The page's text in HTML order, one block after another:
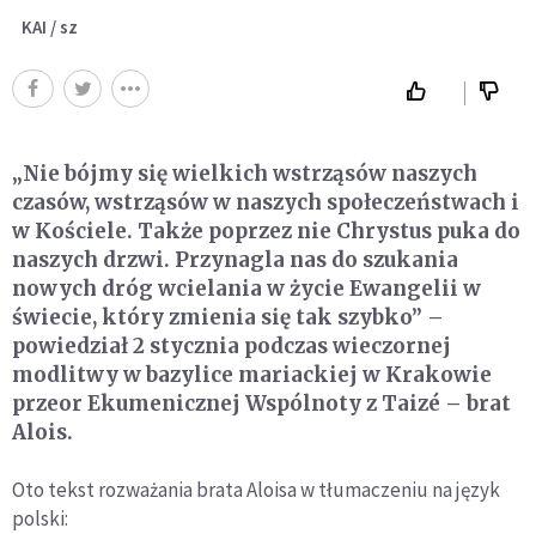
KAI / sz
„Nie bójmy się wielkich wstrząsów naszych
czasów, wstrząsów w naszych społeczeństwach i
w Kościele. Także poprzez nie Chrystus puka do
naszych drzwi. Przynagla nas do szukania
nowych dróg wcielania w życie Ewangelii w
świecie, który zmienia się tak szybko” –
powiedział 2 stycznia podczas wieczornej
modlitwy w bazylice mariackiej w Krakowie
przeor Ekumenicznej Wspólnoty z Taizé – brat
Alois.
Oto tekst rozważania brata Aloisa w tłumaczeniu na język
polski: